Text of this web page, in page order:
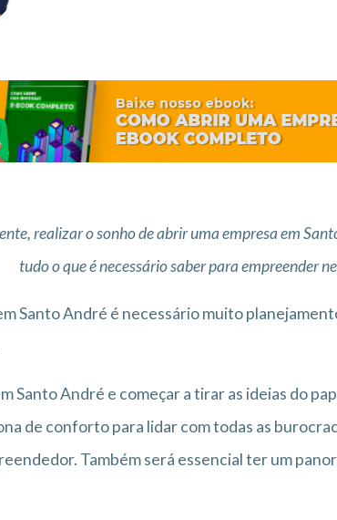
realizar o sonho de abrir uma empresa em
tudo o que é necessário saber para empreender
Santo André é necessário muito
Santo André e começar a tirar as ideias do
de conforto para lidar com todas as
Também será essencial ter um